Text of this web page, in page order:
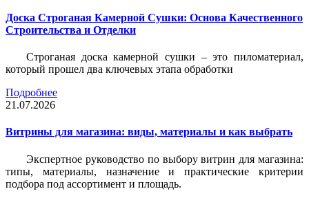
Доска Строганая Камерной Сушки: Основа Качественного
Строительства и Отделки
Строганая доска камерной сушки – это пиломатериал,
который прошел два ключевых этапа обработки
Подробнее
21.07.2026
Витрины для магазина: виды, материалы и как выбрать
Экспертное руководство по выбору витрин для магазина:
типы, материалы, назначение и практические критерии
подбора под ассортимент и площадь.